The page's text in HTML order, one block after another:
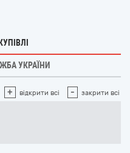
УКРАЇНИ
+ відкрити всі - закрити всі